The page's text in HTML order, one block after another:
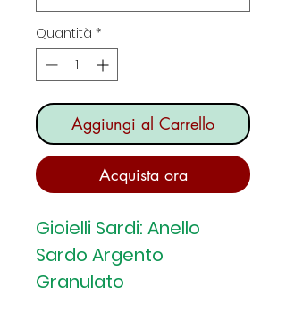
Quantità *
Aggiungi al Carrello
Acquista ora
Gioielli Sardi: Anello
Sardo Argento
Granulato